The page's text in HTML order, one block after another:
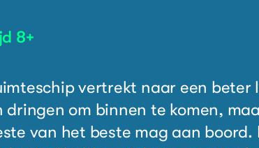
8+
vertrekt naar een beter
dringen om binnen te komen,
van het beste mag aan boord.